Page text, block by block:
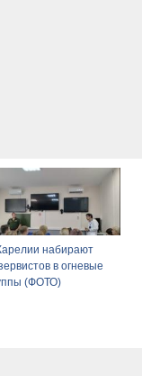
набирают
в огневые
(ФОТО)